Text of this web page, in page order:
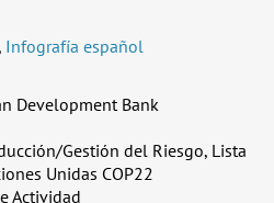
, Infografía español
Development Bank
Gestión del Riesgo, Lista
Unidas COP22
Actividad